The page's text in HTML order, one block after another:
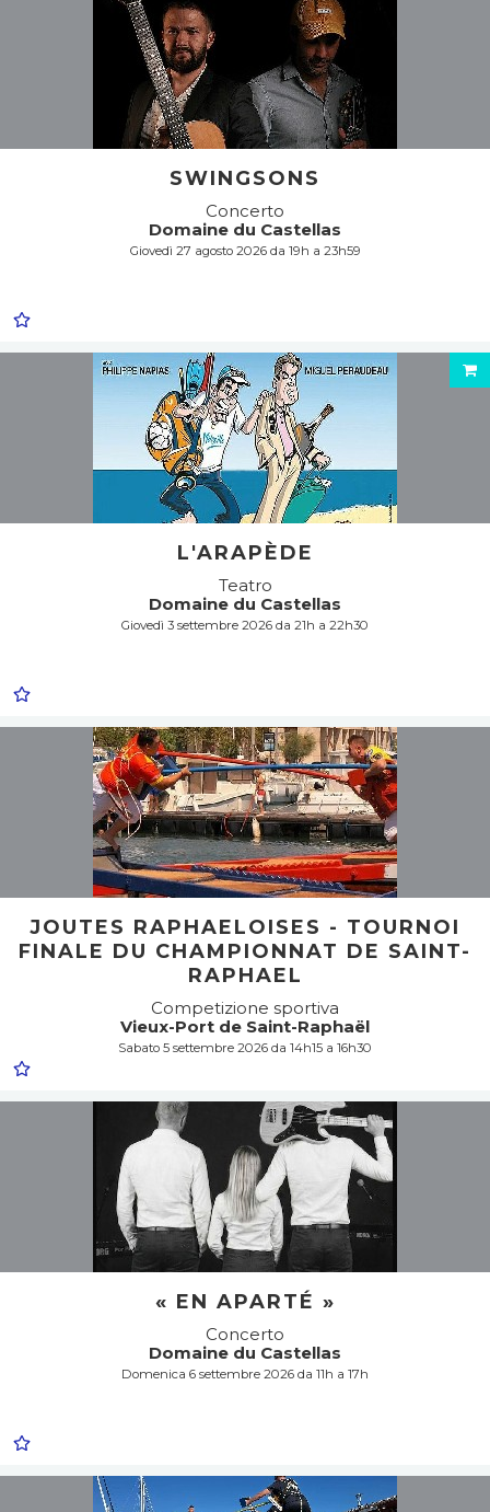
SWINGSONS
Concerto
Domaine du Castellas
Giovedì 27 agosto 2026 da 19h a 23h59
L'ARAPÈDE
Teatro
Domaine du Castellas
Giovedì 3 settembre 2026 da 21h a 22h30
JOUTES RAPHAELOISES - TOURNOI
FINALE DU CHAMPIONNAT DE SAINT-
RAPHAEL
Competizione sportiva
Vieux-Port de Saint-Raphaël
Sabato 5 settembre 2026 da 14h15 a 16h30
« EN APARTÉ »
Concerto
Domaine du Castellas
Domenica 6 settembre 2026 da 11h a 17h